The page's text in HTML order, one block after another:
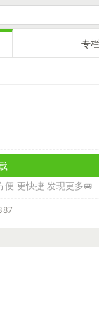
专
更快捷 发现更多🚐